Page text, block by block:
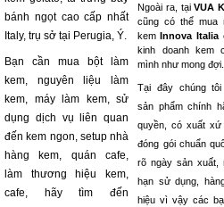
bánh ngọt cao cấp nhất
Italy, trụ sở tại Perugia, Ý.
Bạn cần mua bột làm
kem, nguyên liệu làm
kem, máy làm kem, sử
dụng dịch vụ liên quan
đến kem ngon, setup nhà
hàng kem, quán cafe,
làm thương hiệu kem,
cafe, hãy tìm đến
Ngoài ra, tạiVUA
cũng có thể mua
kem Innova Italia
kinh doanh kem
mình như mong đợi.
Tại đây chúng
sản phẩm chính
quyền, có xuất xứ
đóng gói chuẩn
rõ ngày sản xuất,
hạn sử dụng,
hiệu vì vậy các